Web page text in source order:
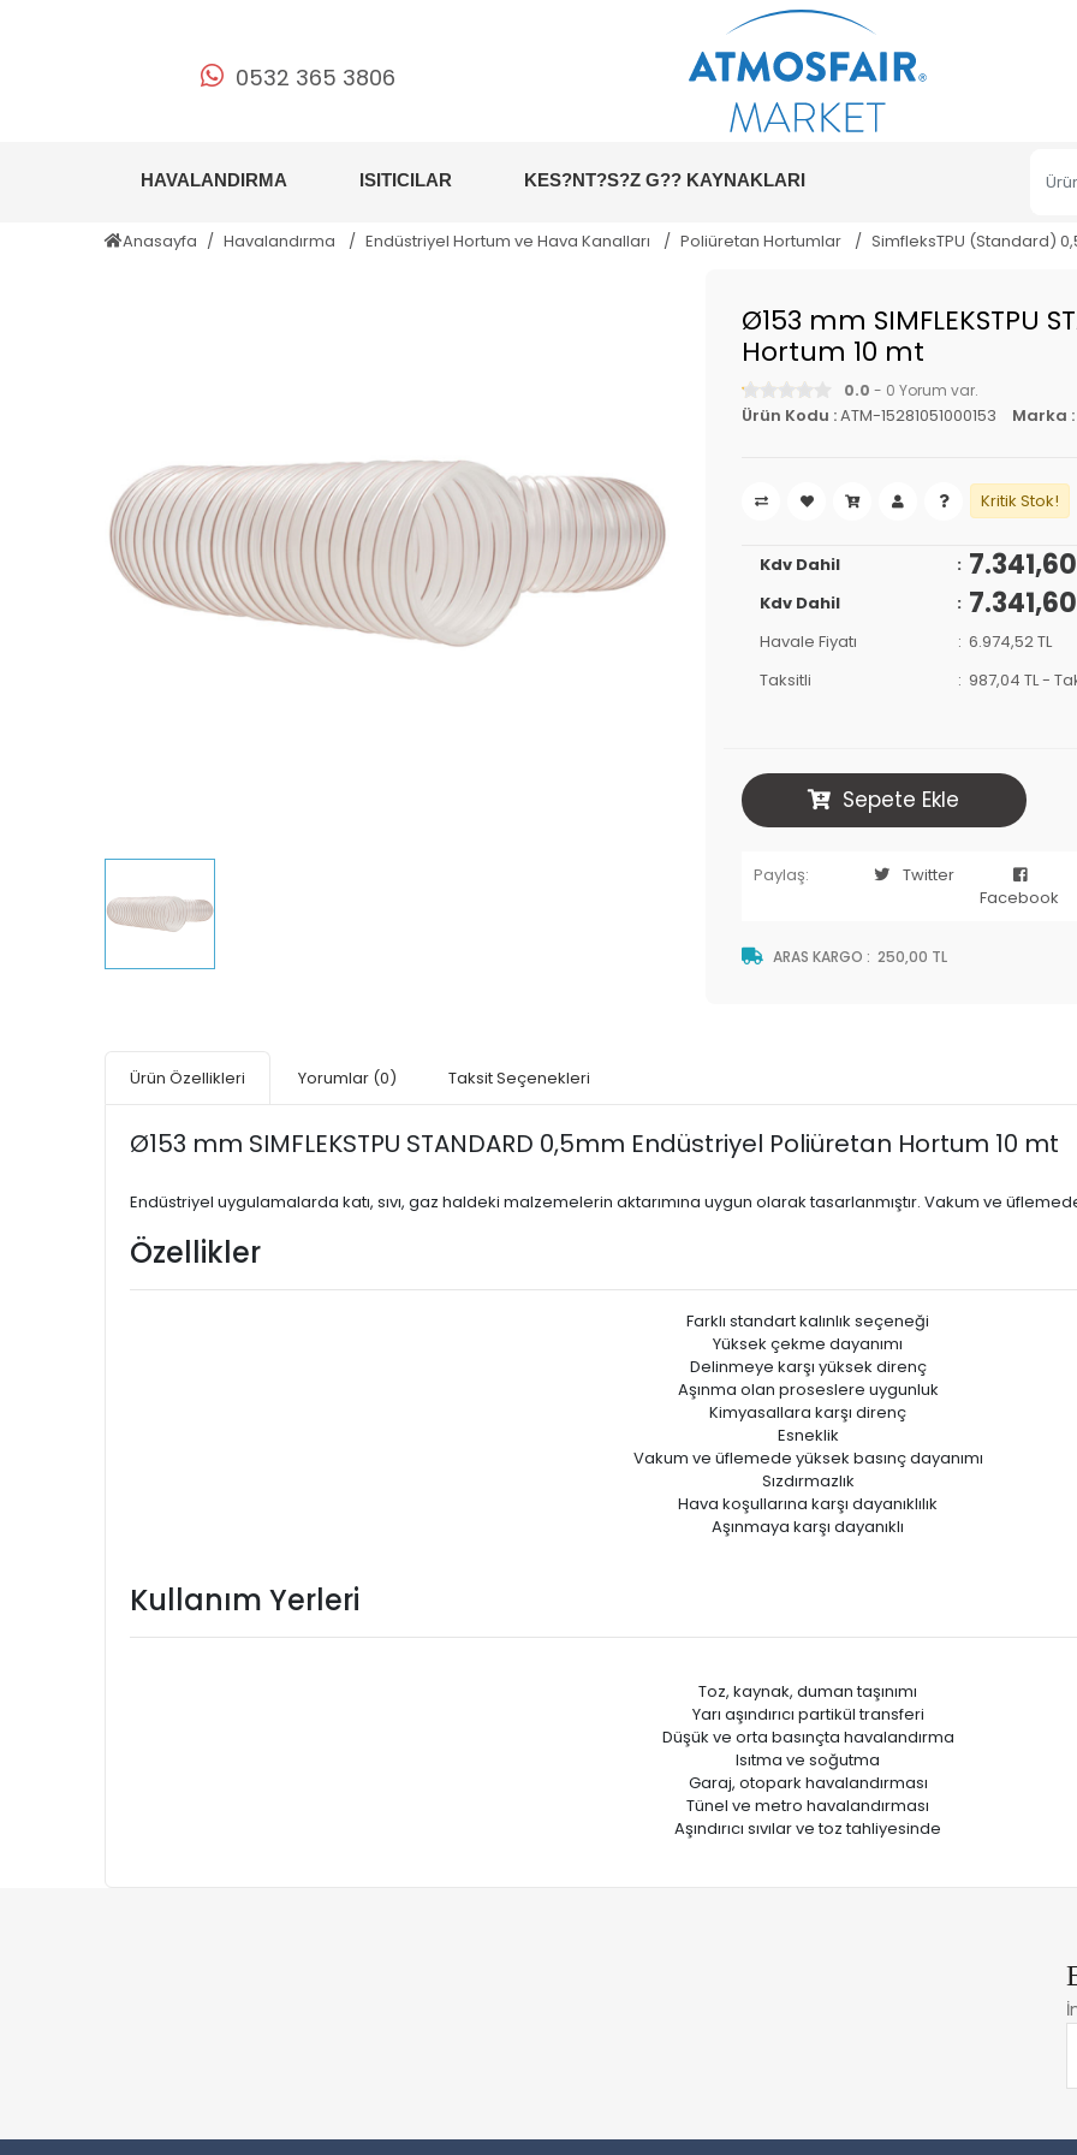
0532 365 3806
HAVALANDIRMA ISITICILAR KES?NT?S?Z G?? KAYNAKLARI
Anasayfa Havalandırma Endüstriyel Hortum ve Hava Kanalları Poliüretan Hortumlar SimfleksTPU (Standard)
Ø153 mm SIMFLEKSTPU
Hortum 10 mt
0.0 - 0 Yorum var.
Ürün Kodu :ATM-15281051000153 Marka :
Kritik Stok!
Kdv Dahil
Kdv Dahil
Havale Fiyatı
6.974,52 TL
Taksitli
987,04 TL-
Sepete Ekle
Paylaş:
Twitter
Facebook
ARAS KARGO : 250,00 TL
Ürün Özellikleri Yorumlar (0) Taksit Seçenekleri
Ø153 mm SIMFLEKSTPU STANDARD 0,5mm Endüstriyel Poliüretan Hortum 10 mt
Endüstriyel uygulamalarda katı, sıvı, gaz haldeki malzemelerin aktarımına uygun olarak tasarlanmıştır. Vakum ve
Özellikler
Farklı standart kalınlık seçeneği
Yüksek çekme dayanımı
Delinmeye karşı yüksek direnç
Aşınma olan proseslere uygunluk
Kimyasallara karşı direnç
Esneklik
Vakum ve üfIemede yüksek basınç dayanımı
Sızdırmazlık
Hava koşullarına karşı dayanıklılık
Aşınmaya karşı dayanıklı
Kullanım Yerleri
Toz, kaynak, duman taşınımı
Yarı aşındırıcı partikül transferi
Düşük ve orta basınçta havalandırma
Isıtma ve soğutma
Garaj, otopark havalandırması
Tünel ve metro havalandırması
Aşındırıcı sıvılar ve toz tahliyesinde